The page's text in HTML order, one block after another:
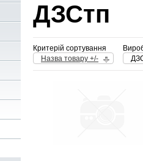
ДЗСтп
Критерій сортування
Назва товару +/-